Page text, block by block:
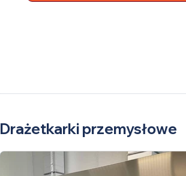
Drażetkarki przemysłowe